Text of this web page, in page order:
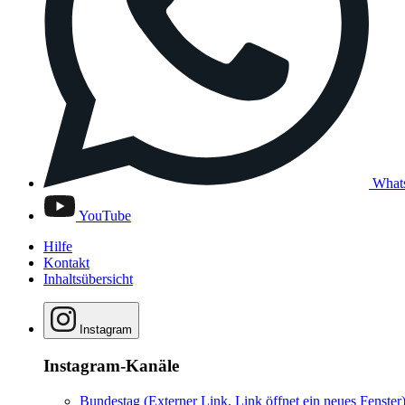
YouTube
Hilfe
Kontakt
Inhaltsübersicht
Instagram
Instagram-Kanäle
Bundestag (Externer Link, Link öffnet ein neues Fenster)